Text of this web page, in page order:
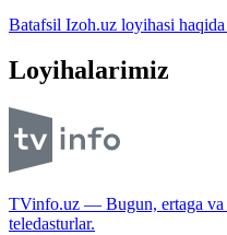
Batafsil Izoh.uz loyihasi haqida
Loyihalarimiz
TVinfo.uz — Bugun, ertaga va
teledasturlar.